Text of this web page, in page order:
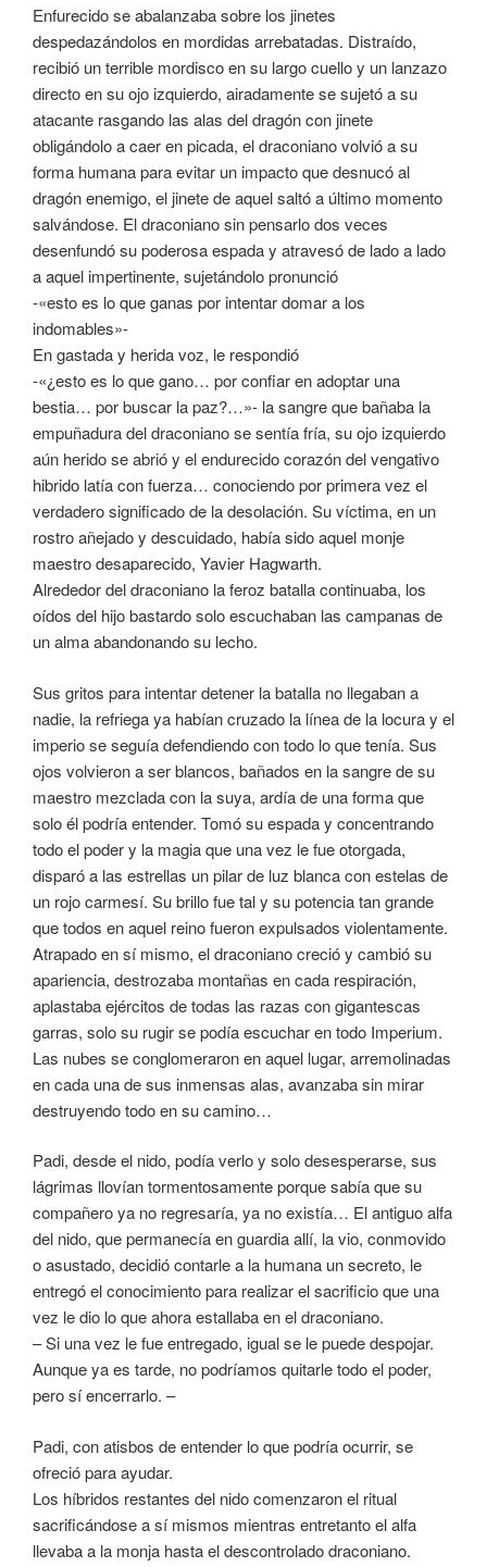
Enfurecido se abalanzaba sobre los jinetes
despedazándolos en mordidas arrebatadas. Distraído,
recibió un terrible mordisco en su largo cuello y un lanzazo
directo en su ojo izquierdo, airadamente se sujetó a su
atacante rasgando las alas del dragón con jinete
obligándolo a caer en picada, el draconiano volvió a su
forma humana para evitar un impacto que desnucó al
dragón enemigo, el jinete de aquel saltó a último momento
salvándose. El draconiano sin pensarlo dos veces
desenfundó su poderosa espada y atravesó de lado a lado
a aquel impertinente, sujetándolo pronunció
-«esto es lo que ganas por intentar domar a los
indomables»-
En gastada y herida voz, le respondió
-«¿esto es lo que gano… por confiar en adoptar una
bestia… por buscar la paz?…»- la sangre que bañaba la
empuñadura del draconiano se sentía fría, su ojo izquierdo
aún herido se abrió y el endurecido corazón del vengativo
hibrido latía con fuerza… conociendo por primera vez el
verdadero significado de la desolación. Su víctima, en un
rostro añejado y descuidado, había sido aquel monje
maestro desaparecido, Yavier Hagwarth.
Alrededor del draconiano la feroz batalla continuaba, los
oídos del hijo bastardo solo escuchaban las campanas de
un alma abandonando su lecho.
Sus gritos para intentar detener la batalla no llegaban a
nadie, la refriega ya habían cruzado la línea de la locura y el
imperio se seguía defendiendo con todo lo que tenía. Sus
ojos volvieron a ser blancos, bañados en la sangre de su
maestro mezclada con la suya, ardía de una forma que
solo él podría entender. Tomó su espada y concentrando
todo el poder y la magia que una vez le fue otorgada,
disparó a las estrellas un pilar de luz blanca con estelas de
un rojo carmesí. Su brillo fue tal y su potencia tan grande
que todos en aquel reino fueron expulsados violentamente.
Atrapado en sí mismo, el draconiano creció y cambió su
apariencia, destrozaba montañas en cada respiración,
aplastaba ejércitos de todas las razas con gigantescas
garras, solo su rugir se podía escuchar en todo Imperium.
Las nubes se conglomeraron en aquel lugar, arremolinadas
en cada una de sus inmensas alas, avanzaba sin mirar
destruyendo todo en su camino…
Padi, desde el nido, podía verlo y solo desesperarse, sus
lágrimas llovían tormentosamente porque sabía que su
compañero ya no regresaría, ya no existía… El antiguo alfa
del nido, que permanecía en guardia allí, la vio, conmovido
o asustado, decidió contarle a la humana un secreto, le
entregó el conocimiento para realizar el sacrificio que una
vez le dio lo que ahora estallaba en el draconiano.
– Si una vez le fue entregado, igual se le puede despojar.
Aunque ya es tarde, no podríamos quitarle todo el poder,
pero sí encerrarlo. –
Padi, con atisbos de entender lo que podría ocurrir, se
ofreció para ayudar.
Los híbridos restantes del nido comenzaron el ritual
sacrificándose a sí mismos mientras entretanto el alfa
llevaba a la monja hasta el descontrolado draconiano.